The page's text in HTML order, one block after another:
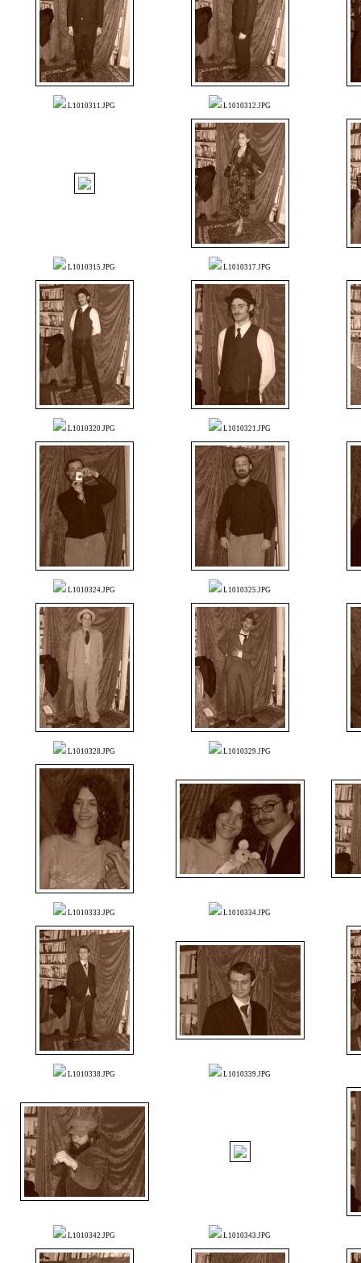
L1010311.JPG L1010312.JPG
L1010315.JPG L1010317.JPG
L1010320.JPG L1010321.JPG
L1010324.JPG L1010325.JPG
L1010328.JPG L1010329.JPG
L1010333.JPG L1010334.JPG
L1010338.JPG L1010339.JPG
L1010342.JPG L1010343.JPG